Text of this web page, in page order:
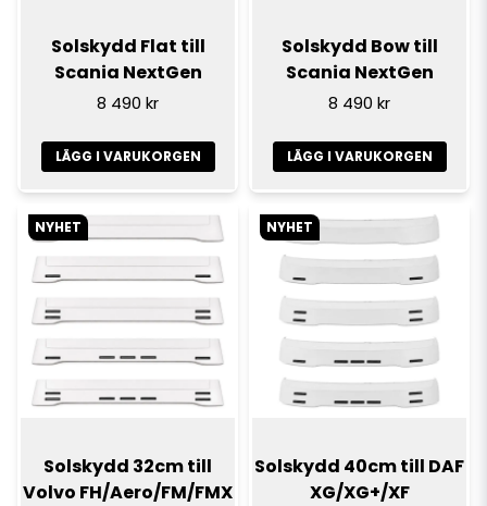
Solskydd Flat till
Scania NextGen
8 490 kr
LÄGG I VARUKORGEN
Solskydd Bow till
Scania NextGen
8 490 kr
LÄGG I VARUKORGEN
Solskydd 32cm till
Volvo FH/Aero/FM/FMX
NYHET
Solskydd 40cm till DAF
XG/XG+/XF
NYHET